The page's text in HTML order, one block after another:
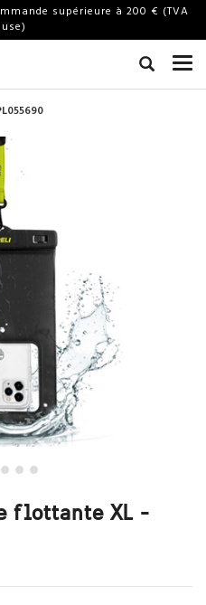
supérieure à 200 € (TVA
flottante XL -